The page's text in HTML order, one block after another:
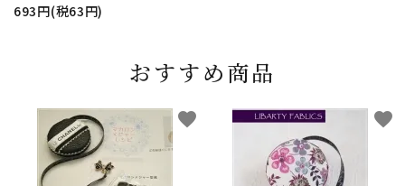
693円(税63円)
おすすめ商品
favorite favorite